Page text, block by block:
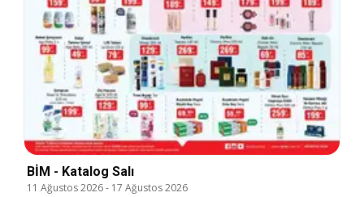
BİM - Katalog Salı
11 Ağustos 2026- 17 Ağustos 2026